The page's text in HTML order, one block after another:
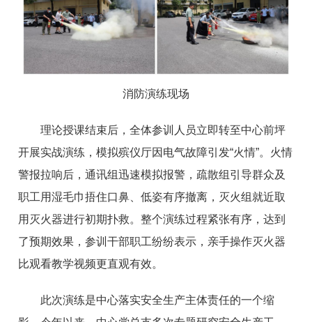
消防演练现场
理论授课结束后，全体参训人员立即转至中心前坪
开展实战演练，模拟殡仪厅因电气故障引发“火情”。火情
警报拉响后，通讯组迅速模拟报警，疏散组引导群众及
职工用湿毛巾捂住口鼻、低姿有序撤离，灭火组就近取
用灭火器进行初期扑救。整个演练过程紧张有序，达到
了预期效果，参训干部职工纷纷表示，亲手操作灭火器
比观看教学视频更直观有效。
此次演练是中心落实安全生产主体责任的一个缩